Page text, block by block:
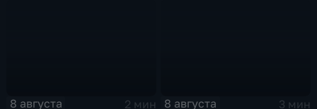
8 августа
2 мин
8 августа
3 мин